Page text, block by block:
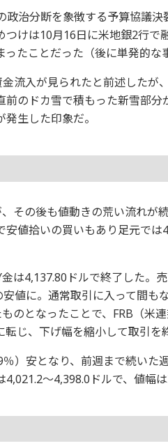
政治分断を象徴する予算協議
つけは10月16日に米地銀2行で
たことだった（後に単発的な
流入が見られたと前述したが
前のドカ雪で積もった新雪部
生した印象だ。
その後も値動きの荒い流れが
値拾いの買いもあり足元で
は4,137.80ドルで終了した。
値に。通常取引に入って間も
ものとなったことで、FRB（米
じ、下げ幅を縮小して取引を
）安となり、前週まで続いた
～4,398.0ドルで、値幅